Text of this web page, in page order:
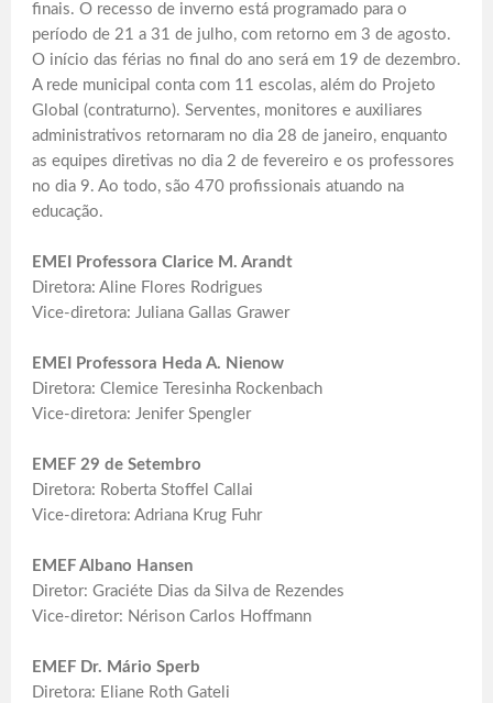
finais. O recesso de inverno está programado para o
período de 21 a 31 de julho, com retorno em 3 de agosto.
O início das férias no final do ano será em 19 de dezembro.
A rede municipal conta com 11 escolas, além do Projeto
Global (contraturno). Serventes, monitores e auxiliares
administrativos retornaram no dia 28 de janeiro, enquanto
as equipes diretivas no dia 2 de fevereiro e os professores
no dia 9. Ao todo, são 470 profissionais atuando na
educação.
EMEI Professora Clarice M. Arandt
Diretora: Aline Flores Rodrigues
Vice-diretora: Juliana Gallas Grawer
EMEI Professora Heda A. Nienow
Diretora: Clemice Teresinha Rockenbach
Vice-diretora: Jenifer Spengler
EMEF 29 de Setembro
Diretora: Roberta Stoffel Callai
Vice-diretora: Adriana Krug Fuhr
EMEF Albano Hansen
Diretor: Graciéte Dias da Silva de Rezendes
Vice-diretor: Nérison Carlos Hoffmann
EMEF Dr. Mário Sperb
Diretora: Eliane Roth Gateli